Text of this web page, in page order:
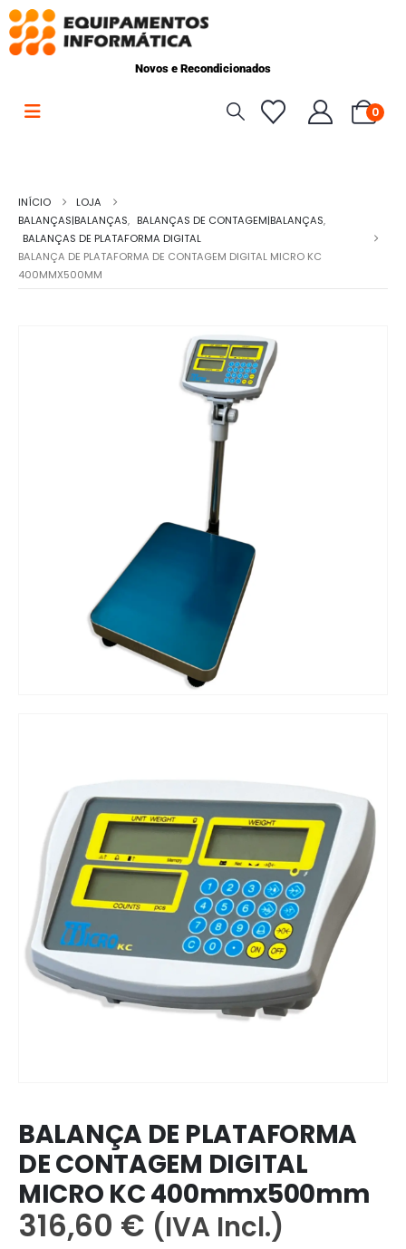
Novos e Recondicionados
0
INÍCIO
LOJA
BALANÇAS|BALANÇAS, BALANÇAS DE CONTAGEM|BALANÇAS,
BALANÇAS DE PLATAFORMA DIGITAL
BALANÇA DE PLATAFORMA DE CONTAGEM DIGITAL MICRO KC
400MMX500MM
BALANÇA DE PLATAFORMA
DE CONTAGEM DIGITAL
MICRO KC 400mmx500mm
316,60 € (IVA Incl.)